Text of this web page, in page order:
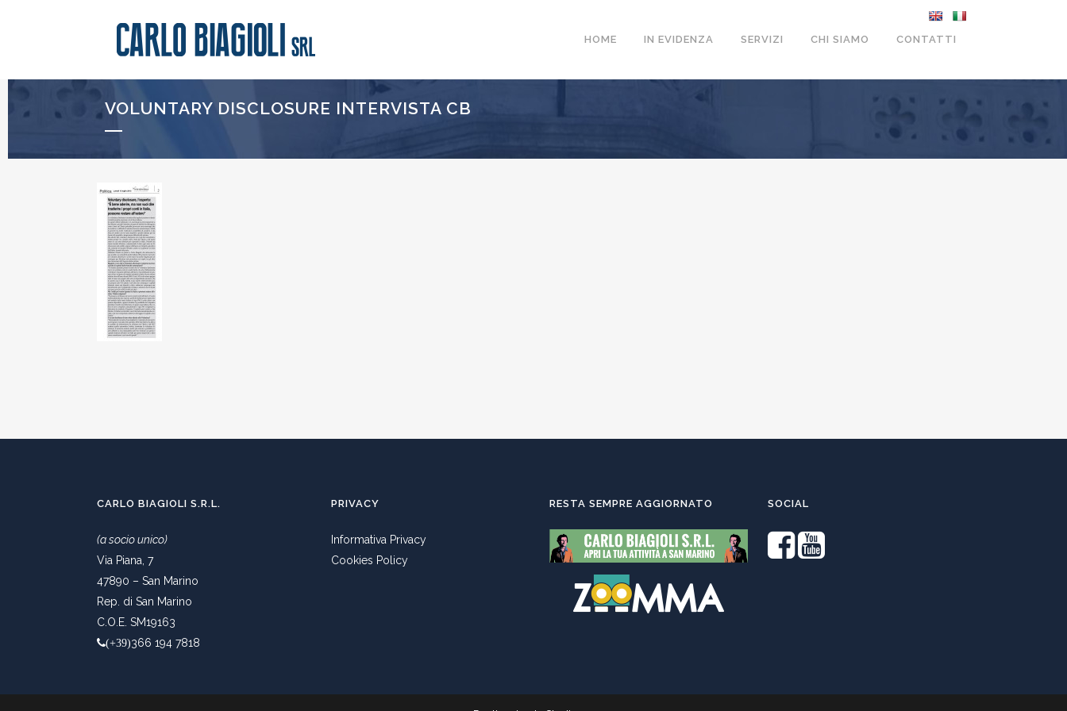
HOME IN EVIDENZA SERVIZI CHI SIAMO CONTATTI
VOLUNTARY DISCLOSURE INTERVISTA CB
CARLO BIAGIOLI S.R.L.
(a socio unico)
Via Piana, 7
47890 – San Marino
Rep. di San Marino
C.O.E. SM19163
(+39)366 194 7818
PRIVACY
Informativa Privacy
Cookies Policy
RESTA SEMPRE AGGIORNATO SOCIAL